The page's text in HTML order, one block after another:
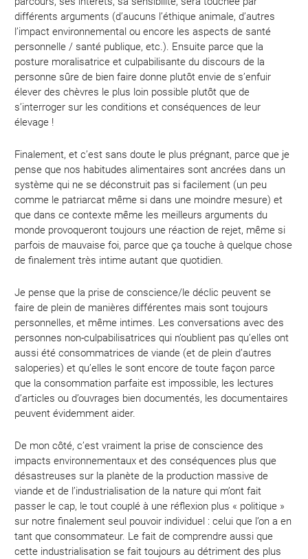
différents arguments (d’aucuns l’éthique animale, d’autres
l’impact environnemental ou encore les aspects de santé
personnelle / santé publique, etc.). Ensuite parce que la
posture moralisatrice et culpabilisante du discours de la
personne sûre de bien faire donne plutôt envie de s’enfuir
élever des chèvres le plus loin possible plutôt que de
s’interroger sur les conditions et conséquences de leur
élevage !
Finalement, et c’est sans doute le plus prégnant, parce que je
pense que nos habitudes alimentaires sont ancrées dans un
système qui ne se déconstruit pas si facilement (un peu
comme le patriarcat même si dans une moindre mesure) et
que dans ce contexte même les meilleurs arguments du
monde provoqueront toujours une réaction de rejet, même si
parfois de mauvaise foi, parce que ça touche à quelque chose
de finalement très intime autant que quotidien.
Je pense que la prise de conscience/le déclic peuvent se
faire de plein de manières différentes mais sont toujours
personnelles, et même intimes. Les conversations avec des
personnes non-culpabilisatrices qui n’oublient pas qu’elles ont
aussi été consommatrices de viande (et de plein d’autres
saloperies) et qu’elles le sont encore de toute façon parce
que la consommation parfaite est impossible, les lectures
d’articles ou d’ouvrages bien documentés, les documentaires
peuvent évidemment aider.
De mon côté, c’est vraiment la prise de conscience des
impacts environnementaux et des conséquences plus que
désastreuses sur la planète de la production massive de
viande et de l’industrialisation de la nature qui m’ont fait
passer le cap, le tout couplé à une réflexion plus « politique »
sur notre finalement seul pouvoir individuel : celui que l’on a en
tant que consommateur. Le fait de comprendre aussi que
cette industrialisation se fait toujours au détriment des plus